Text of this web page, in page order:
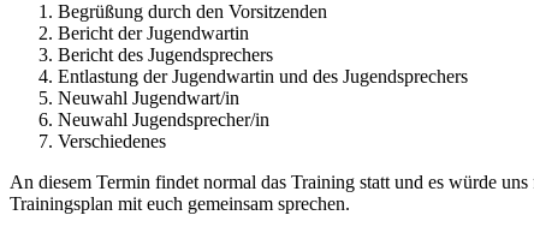
Begrüßung durch den Vorsitzenden
Bericht der Jugendwartin
Bericht des Jugendsprechers
Entlastung der Jugendwartin und des Jugendsprechers
Neuwahl Jugendwart/in
Neuwahl Jugendsprecher/in
Verschiedenes
An diesem Termin findet normal das Training statt und es würde
Trainingsplan mit euch gemeinsam sprechen.